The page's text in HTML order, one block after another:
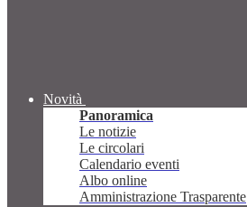
Novità
Panoramica
Le notizie
Le circolari
Calendario eventi
Albo online
Amministrazione Trasparente